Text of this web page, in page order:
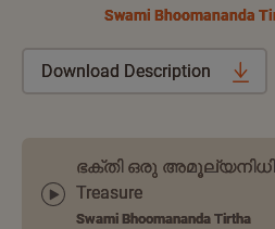
Swami Bhoomananda
Download Description
ഭക്തി ഒരു അമൂല്യനിധി |
Treasure
Swami Bhoomananda Tirtha